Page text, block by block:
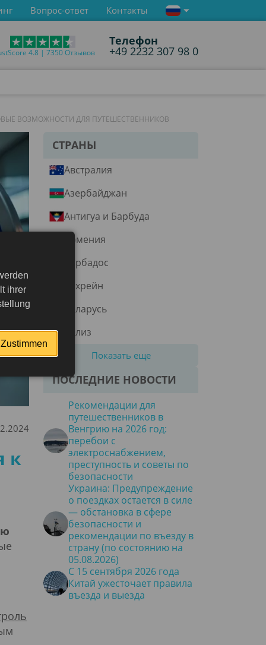
Вопрос-ответ Контакты
4.8 | 7350 Отзывов
Телефон
+49 2232 307 98 0
ВОЗМОЖНОСТИ ДЛЯ ПУТЕШЕСТВЕННИКОВ
к
СТРАНЫ
Австралия
Азербайджан
Антигуа и Барбуда
Армения
Барбадос
Бахрейн
Беларусь
Белиз
Показать еще
ПОСЛЕДНИЕ НОВОСТИ
Рекомендации для
путешественников в
Венгрию на 2026 год:
перебои с
электроснабжением,
преступность и советы по
безопасности
Украина: Предупреждение
о поездках остается в силе
— обстановка в сфере
безопасности и
рекомендации по въезду в
страну (по состоянию на
05.08.2026)
С 15 сентября 2026 года
Китай ужесточает правила
въезда и выезда
ihrer
Zustimmen